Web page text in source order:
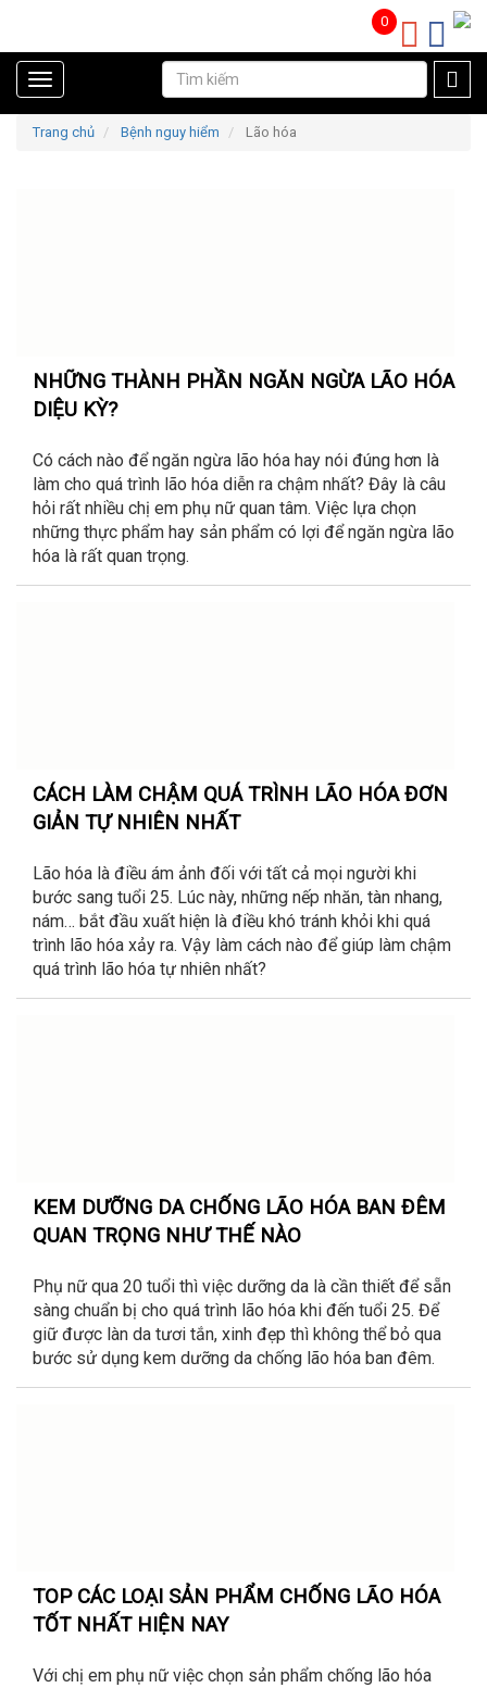
0
Toggle
Trang chủ Bệnh nguy hiểm Lão hóa
NHỮNG THÀNH PHẦN NGĂN NGỪA LÃO HÓA
DIỆU KỲ?
Có cách nào để ngăn ngừa lão hóa hay nói đúng hơn là
làm cho quá trình lão hóa diễn ra chậm nhất? Đây là câu
hỏi rất nhiều chị em phụ nữ quan tâm. Việc lựa chọn
những thực phẩm hay sản phẩm có lợi để ngăn ngừa lão
hóa là rất quan trọng.
CÁCH LÀM CHẬM QUÁ TRÌNH LÃO HÓA ĐƠN
GIẢN TỰ NHIÊN NHẤT
Lão hóa là điều ám ảnh đối với tất cả mọi người khi
bước sang tuổi 25. Lúc này, những nếp nhăn, tàn nhang,
nám… bắt đầu xuất hiện là điều khó tránh khỏi khi quá
trình lão hóa xảy ra. Vậy làm cách nào để giúp làm chậm
quá trình lão hóa tự nhiên nhất?
KEM DƯỠNG DA CHỐNG LÃO HÓA BAN ĐÊM
QUAN TRỌNG NHƯ THẾ NÀO
Phụ nữ qua 20 tuổi thì việc dưỡng da là cần thiết để sẵn
sàng chuẩn bị cho quá trình lão hóa khi đến tuổi 25. Để
giữ được làn da tươi tắn, xinh đẹp thì không thể bỏ qua
bước sử dụng kem dưỡng da chống lão hóa ban đêm.
TOP CÁC LOẠI SẢN PHẨM CHỐNG LÃO HÓA
TỐT NHẤT HIỆN NAY
Với chị em phụ nữ việc chọn sản phẩm chống lão hóa